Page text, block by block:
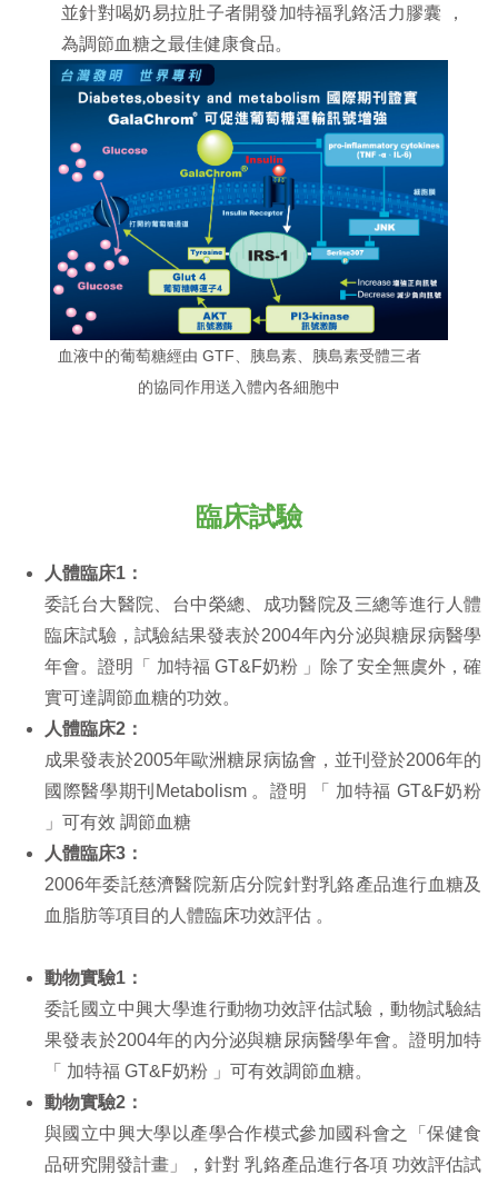
並針對喝奶易拉肚子者開發加特福乳鉻活力膠囊 ，
為調節血糖之最佳健康食品。
血液中的葡萄糖經由 GTF、胰島素、胰島素受體三者
的協同作用送入體內各細胞中
臨床試驗
人體臨床1：
委託台大醫院、台中榮總、成功醫院及三總等進行人體
臨床試驗，試驗結果發表於2004年內分泌與糖尿病醫學
年會。證明「 加特福 GT&F奶粉 」除了安全無虞外，確
實可達調節血糖的功效。
人體臨床2：
成果發表於2005年歐洲糖尿病協會，並刊登於2006年的
國際醫學期刊Metabolism 。證明 「 加特福 GT&F奶粉
」可有效 調節血糖
人體臨床3：
2006年委託慈濟醫院新店分院針對乳鉻產品進行血糖及
血脂肪等項目的人體臨床功效評估 。
動物實驗1：
委託國立中興大學進行動物功效評估試驗，動物試驗結
果發表於2004年的內分泌與糖尿病醫學年會。證明加特
「 加特福 GT&F奶粉 」可有效調節血糖。
動物實驗2：
與國立中興大學以產學合作模式參加國科會之「保健食
品研究開發計畫」，針對 乳鉻產品進行各項 功效評估試